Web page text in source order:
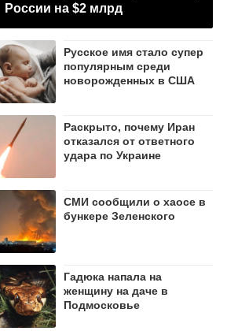
России на $2 млрд
Русское имя стало супер
популярным среди
новорожденных в США
Раскрыто, почему Иран
отказался от ответного
удара по Украине
СМИ сообщили о хаосе в
бункере Зеленского
Гадюка напала на
женщину на даче в
Подмосковье